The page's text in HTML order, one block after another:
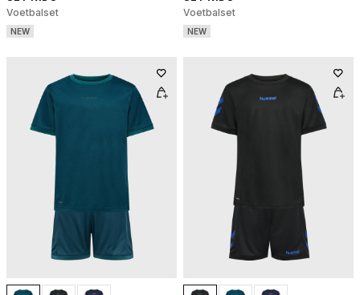
Voetbalset
NEW
Voetbalset
NEW